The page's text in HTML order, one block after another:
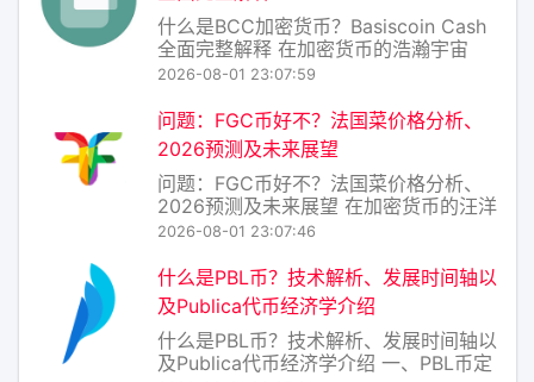
什么是BCC加密货币？Basiscoin Cash
全面完整解释 在加密货币的浩瀚宇宙
中，BCC（Basiscoin Cash）是一个相
并非比特币现金（Bitcoin Cash，同样
简称BCC）——那是另一个更知名的分
叉币。
2026-08-01 23:07:59
问题：FGC币好不？法国菜价格分析、
2026预测及未来展望
问题：FGC币好不？法国菜价格分析、
2026预测及未来展望 在加密货币的汪洋
大海中，FGC币（假设为某个以“法式美
被冠以“小众蓝筹”或“高风险meme币”的
标签。要回答“FGC币好不好”，不能简单
看K线，而应将其置于“
2026-08-01 23:07:46
什么是PBL币？技术解析、发展时间轴以
及Publica代币经济学介绍
什么是PBL币？技术解析、发展时间轴以
及Publica代币经济学介绍 一、PBL币定